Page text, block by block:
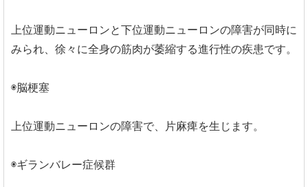
上位運動ニューロンと下位運動ニューロンの障害が同時に
みられ、徐々に全身の筋肉が萎縮する進行性の疾患です。
◉脳梗塞
上位運動ニューロンの障害で、片麻痺を生じます。
◉ギランバレー症候群